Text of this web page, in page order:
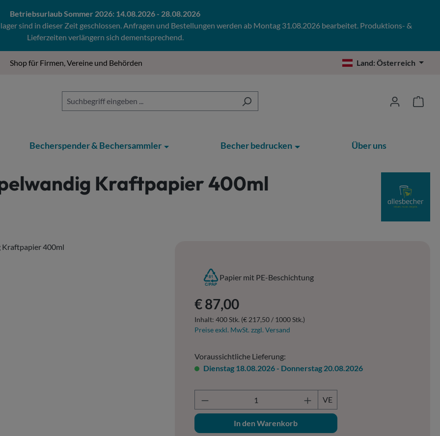
Betriebsurlaub Sommer 2026: 14.08.2026 - 28.08.2026
sind in dieser Zeit geschlossen. Anfragen und Bestellungen werden ab Montag 31.08.2026 bearbeitet. Produktions- &
Lieferzeiten verlängern sich dementsprechend.
Shop für Firmen, Vereine und Behörden Land:Österreich
Becherspender & Bechersammler Becher bedrucken Über uns
Kraftpapier 400ml
Papier mit PE-Beschichtung
Regulärer Preis:
€ 87,00
Inhalt: 400 Stk. (€ 217,50 / 1000 Stk.)
Preise exkl. MwSt. zzgl. Versand
Voraussichtliche Lieferung:
Dienstag 18.08.2026 - Donnerstag 20.08.2026
Produkt Anzahl: Gib den gewünschten Wert
VE
In den Warenkorb